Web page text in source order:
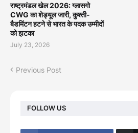
राष्ट्रमंडल खेल 2026: ग्लासगो
CWG का शेड्यूल जारी, कुश्ती-
बैडमिंटन हटने से भारत के पदक उम्मीदों
को झटका
July 23, 2026
Previous Post
FOLLOW US